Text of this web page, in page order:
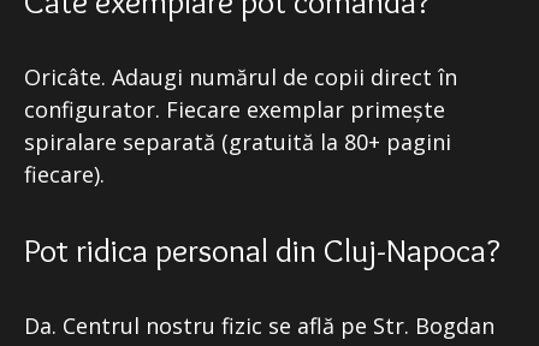
Oricâte. Adaugi numărul de copii direct în
configurator. Fiecare exemplar primește
spiralare separată (gratuită la 80+ pagini
fiecare).
Pot ridica personal din Cluj-Napoca?
Da. Centrul nostru fizic se află pe Str. Bogdan